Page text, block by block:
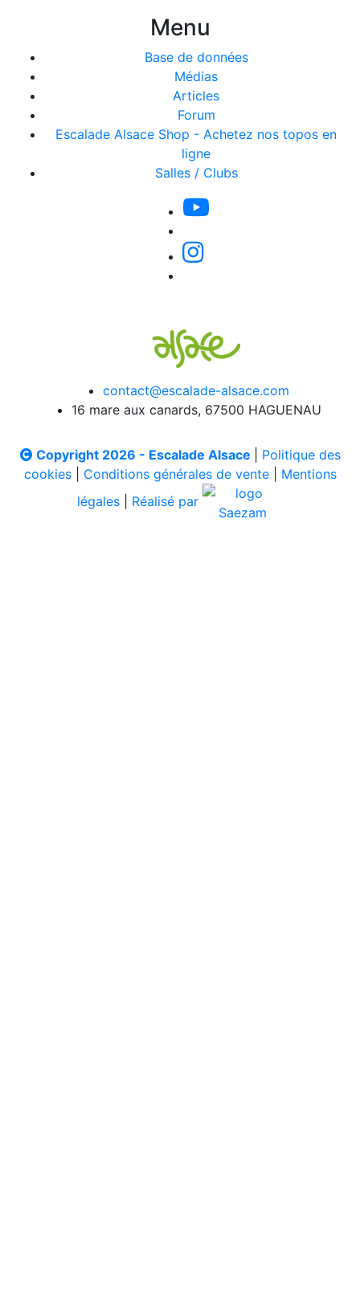
Menu
Base de données
Médias
Articles
Forum
Escalade Alsace Shop - Achetez nos topos en
ligne
Salles / Clubs
contact@escalade-alsace.com
16 mare aux canards, 67500 HAGUENAU
Copyright 2026 - Escalade Alsace
Politique des
cookies| Conditions générales de vente| Mentions
légales
Réalisé par